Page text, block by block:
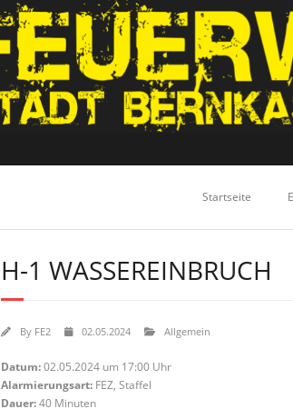
Startseite
H-1 WASSEREINBRUCH
By FE2 02.05.2024 Allgemein
Datum:02.05.2024 um 17:00 Uhr
Alarmierungsart: FEZ, Staffel
Dauer:40 Minuten